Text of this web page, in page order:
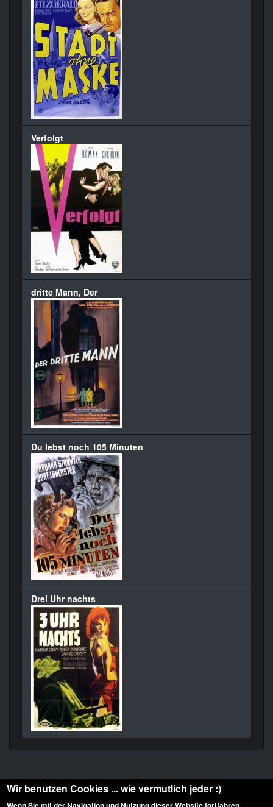
Verfolgt
dritte Mann, Der
Du lebst noch 105 Minuten
Drei Uhr nachts
Wir benutzen Cookies ... wie vermutlich jeder :)